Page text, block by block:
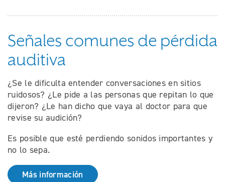
Señales comunes de pérdida
auditiva
¿Se le dificulta entender conversaciones en sitios
ruidosos? ¿Le pide a las personas que repitan lo que
dijeron? ¿Le han dicho que vaya al doctor para que
revise su audición?
Es posible que esté perdiendo sonidos importantes y
no lo sepa.
Más información